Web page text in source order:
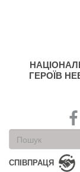
ГЕРОЇВ
Пошукова
форма
Пошук
СПІВПРАЦЯ